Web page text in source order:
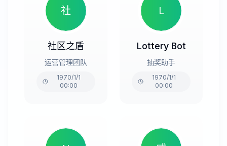
社
社区之盾
运营管理团队
1970/1/1
00:00
L
Lottery Bot
抽奖助手
1970/1/1
00:00